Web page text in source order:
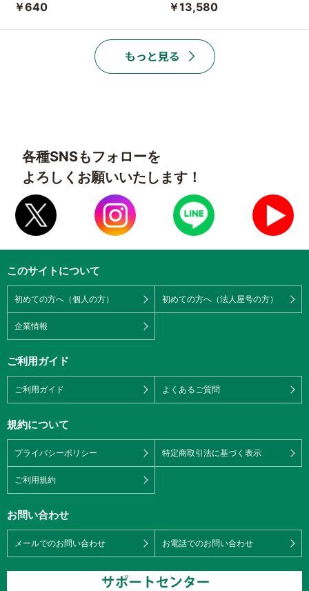
￥640 ￥13,580
各種SNSもフォローを
よろしくお願いいたします！
このサイトについて
初めての方へ（個人の方） 初めての方へ（法人屋号の方）
企業情報
ご利用ガイド
ご利用ガイド よくあるご質問
規約について
プライバシーポリシー 特定商取引法に基づく表示
ご利用規約
お問い合わせ
メールでのお問い合わせ お電話でのお問い合わせ